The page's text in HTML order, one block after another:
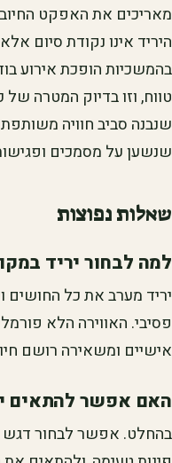
מאריכים את האפקט
היריד אינו נקודת סיום
בהמשכיות הופכת אירוע
טווח, וזו בדיוק המטרה
שנבנה סביב חוויה
שנשען על מסמכים
שאלות נפוצות
למה לבחור יריד
יריד מערב את כל החושים
פסיבי. האווירה הלא
אישיים ומשאירה רושם
האם אפשר להתאים
בהחלט. אפשר לבחור דגש